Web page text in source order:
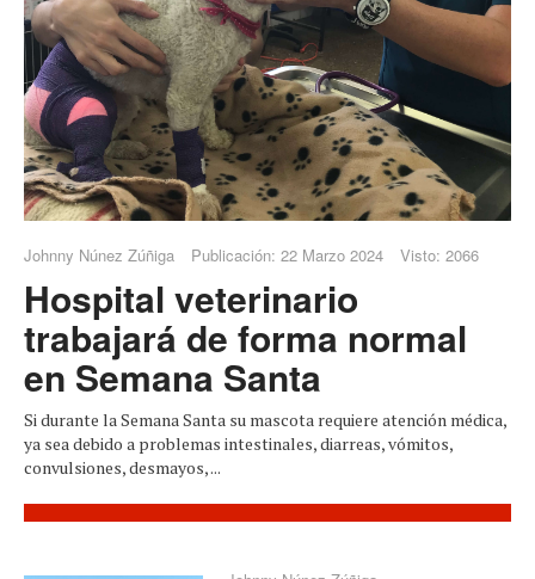
Johnny Núnez Zúñiga Publicación: 22 Marzo 2024 Visto: 2066
Hospital veterinario
trabajará de forma normal
en Semana Santa
Si durante la Semana Santa su mascota requiere atención médica,
ya sea debido a problemas intestinales, diarreas, vómitos,
convulsiones, desmayos, ...